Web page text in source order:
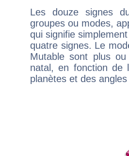
Les douze signes
groupes ou modes,
qui signifie
quatre signes. Le
Mutable sont plus
natal, en fonction de
planètes et des